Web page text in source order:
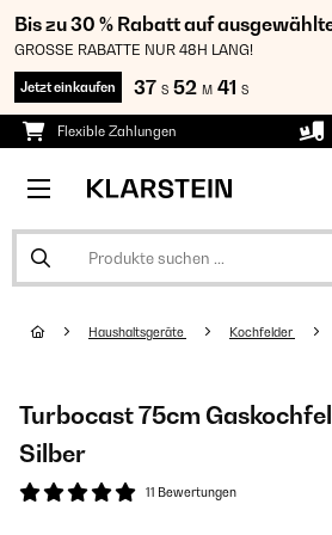
Bis zu 30 % Rabatt auf
GROSSE RABATTE NUR 48H LANG!
Jetzt einkaufen 37 S 52 M 41 S
Flexible Zahlungen
Haushaltsgeräte Kochfelder
Turbocast 75cm
Silber
11 Bewertungen